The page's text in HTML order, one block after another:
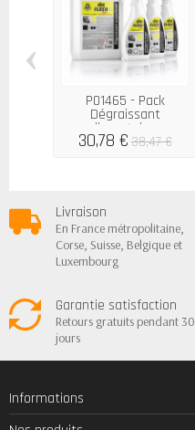
P01465 - Pack
Dégraissant
alimentaire...
30,78 €38,47 €
‹
Livraison
En France métropolitaine,
Corse, Suisse, Belgique et
Luxembourg
Garantie satisfaction
Retours gratuits pendant 30
jours
Informations